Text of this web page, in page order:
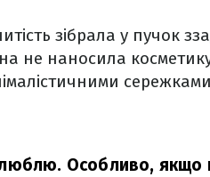
зібрала у пучок
не наносила
люблю. Особливо, якщо